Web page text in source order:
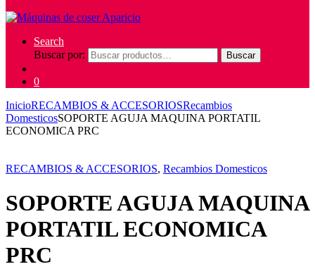
Search
Buscar por:
Buscar
0
InicioRECAMBIOS & ACCESORIOSRecambios
DomesticosSOPORTE AGUJA MAQUINA PORTATIL
ECONOMICA PRC
RECAMBIOS & ACCESORIOS, Recambios Domesticos
SOPORTE AGUJA MAQUINA
PORTATIL ECONOMICA
PRC